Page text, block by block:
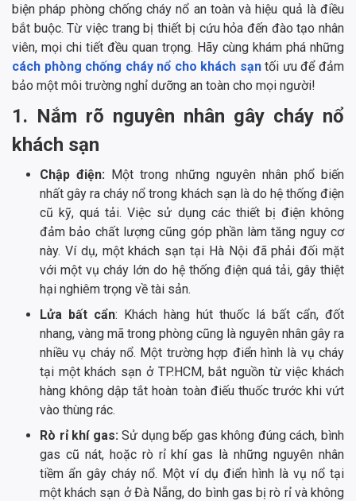
biện pháp phòng chống cháy nổ an toàn và hiệu quả là điều
bắt buộc. Từ việc trang bị thiết bị cứu hỏa đến đào tạo nhân
viên, mọi chi tiết đều quan trọng. Hãy cùng khám phá những
cách phòng chống cháy nổ cho khách sạntối ưu để đảm
bảo một môi trường nghỉ dưỡng an toàn cho mọi người!
1. Nắm rõ nguyên nhân gây cháy nổ
khách sạn
Chập điện: Một trong những nguyên nhân phổ biến
nhất gây ra cháy nổ trong khách sạn là do hệ thống điện
cũ kỹ, quá tải. Việc sử dụng các thiết bị điện không
đảm bảo chất lượng cũng góp phần làm tăng nguy cơ
này. Ví dụ, một khách sạn tại Hà Nội đã phải đối mặt
với một vụ cháy lớn do hệ thống điện quá tải, gây thiệt
hại nghiêm trọng về tài sản.
Lửa bất cẩn: Khách hàng hút thuốc lá bất cẩn, đốt
nhang, vàng mã trong phòng cũng là nguyên nhân gây ra
nhiều vụ cháy nổ. Một trường hợp điển hình là vụ cháy
tại một khách sạn ở TP.HCM, bắt nguồn từ việc khách
hàng không dập tắt hoàn toàn điếu thuốc trước khi vứt
vào thùng rác.
Rò rỉ khí gas:Sử dụng bếp gas không đúng cách, bình
gas cũ nát, hoặc rò rỉ khí gas là những nguyên nhân
tiềm ẩn gây cháy nổ. Một ví dụ điển hình là vụ nổ tại
một khách sạn ở Đà Nẵng, do bình gas bị rò rỉ và không